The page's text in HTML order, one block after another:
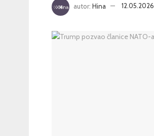
autor: Hina 12.05.2026